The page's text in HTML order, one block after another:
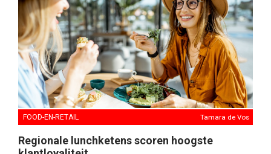
FOOD-EN-RETAIL Tamara de Vos
Regionale lunchketens scoren hoogste